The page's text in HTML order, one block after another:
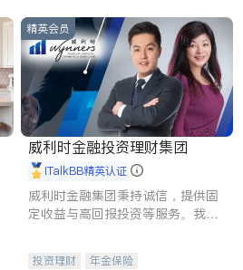
精英会员
威利时金融投资理财集团
iTalkBB精英认证
威利时金融集团秉持诚信，提供固
定收益与高回报投资等服务。我们
投资理财
年金保险